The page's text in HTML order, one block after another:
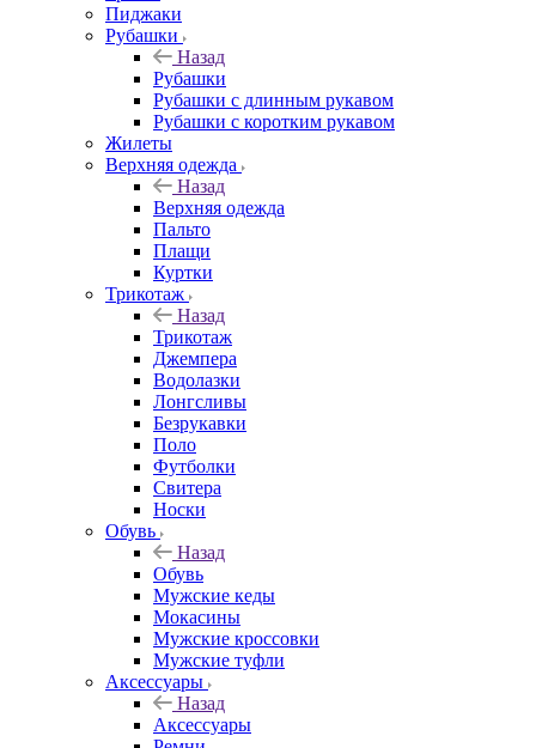
Пиджаки
Рубашки
Назад
Рубашки
Рубашки с длинным рукавом
Рубашки с коротким рукавом
Жилеты
Верхняя одежда
Назад
Верхняя одежда
Пальто
Плащи
Куртки
Трикотаж
Назад
Трикотаж
Джемпера
Водолазки
Лонгсливы
Безрукавки
Поло
Футболки
Свитера
Носки
Обувь
Назад
Обувь
Мужские кеды
Мокасины
Мужские кроссовки
Мужские туфли
Аксессуары
Назад
Аксессуары